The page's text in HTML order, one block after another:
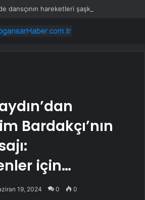
Bardakçı’nın
için…
19, 2024 0 0